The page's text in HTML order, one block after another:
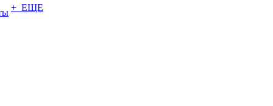
+ ЕЩЕ